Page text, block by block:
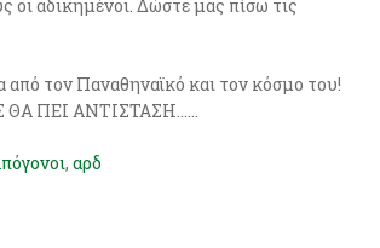
οι αδικημένοι. Δώστε μας πίσω τις
από τον Παναθηναϊκό και τον κόσμο του!
ΠΕΙ ΑΝΤΙΣΤΑΣΗ……
, αρδ